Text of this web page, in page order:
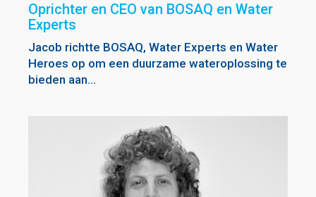
Oprichter en CEO van BOSAQ en Water
Experts
Jacob richtte BOSAQ, Water Experts en Water
Heroes op om een duurzame wateroplossing te
bieden aan...